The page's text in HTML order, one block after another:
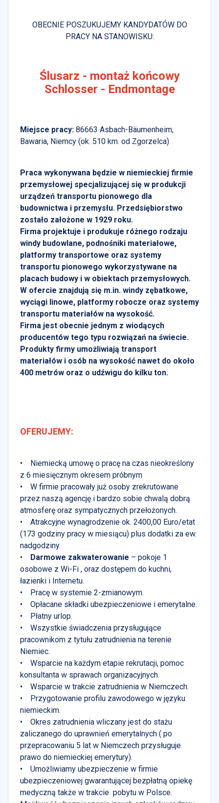
OBECNIE POSZUKUJEMY KANDYDATÓW DO
PRACY NA STANOWISKU:
Ślusarz - montaż końcowy
Schlosser - Endmontage
Miejsce pracy: 86663 Asbach-Bäumenheim,
Bawaria, Niemcy (ok. 510 km. od Zgorzelca)
Praca wykonywana będzie w niemieckiej firmie
przemysłowej specjalizującej się w produkcji
urządzeń transportu pionowego dla
budownictwa i przemysłu. Przedsiębiorstwo
zostało założone w 1929 roku.
Firma projektuje i produkuje różnego rodzaju
windy budowlane, podnośniki materiałowe,
platformy transportowe oraz systemy
transportu pionowego wykorzystywane na
placach budowy i w obiektach przemysłowych.
W ofercie znajdują się m.in. windy zębatkowe,
wyciągi linowe, platformy robocze oraz systemy
transportu materiałów na wysokość.
Firma jest obecnie jednym z wiodących
producentów tego typu rozwiązań na świecie.
Produkty firmy umożliwiają transport
materiałów i osób na wysokość nawet do około
400 metrów oraz o udźwigu do kilku ton.
OFERUJEMY:
• Niemiecką umowę o pracę na czas nieokreślony
z 6 miesięcznym okresem próbnym
• W firmie pracowały już osoby zrekrutowane
przez naszą agencję i bardzo sobie chwalą dobrą
atmosferę oraz sympatycznych przełożonych.
• Atrakcyjne wynagrodzenie ok. 2400,00 Euro/etat
(173 godziny pracy w miesiącu) plus dodatki za ew.
nadgodziny.
•
Darmowe zakwaterowanie – pokoje 1
osobowe z Wi-Fi , oraz dostępem do kuchni,
łazienki i Internetu.
• Pracę w systemie 2-zmianowym.
• Opłacane składki ubezpieczeniowe i emerytalne.
• Płatny urlop.
• Wszystkie świadczenia przysługujące
pracownikom z tytułu zatrudnienia na terenie
Niemiec.
• Wsparcie na każdym etapie rekrutacji, pomoc
konsultanta w sprawach organizacyjnych.
• Wsparcie w trakcie zatrudnienia w Niemczech.
• Przygotowanie profilu zawodowego w języku
niemieckim.
• Okres zatrudnienia wliczany jest do stażu
zaliczanego do uprawnień emerytalnych ( po
przepracowaniu 5 lat w Niemczech przysługuje
prawo do niemieckiej emerytury).
• Umożliwiamy ubezpieczenie w firmie
ubezpieczeniowej gwarantującej bezpłatną opiekę
medyczną także w trakcie pobytu w Polsce.